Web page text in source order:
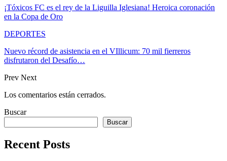
¡Tóxicos FC es el rey de la Liguilla Iglesiana! Heroica coronación
en la Copa de Oro
DEPORTES
Nuevo récord de asistencia en el VIllicum: 70 mil fierreros
disfrutaron del Desafío…
Prev Next
Los comentarios están cerrados.
Buscar
Buscar
Recent Posts